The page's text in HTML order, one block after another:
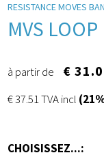
RESISTANCE MOVES
MVS LOOP
à partir de €
€ 37.51 TVA incl
CHOISISSEZ...: